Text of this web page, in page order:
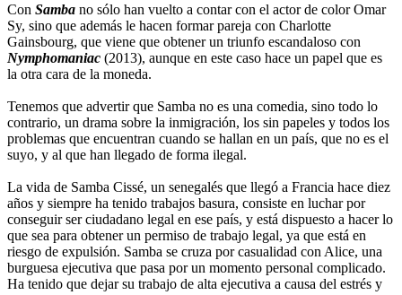
Con Samba no sólo han vuelto a contar con el actor de color Omar
Sy, sino que además le hacen formar pareja con Charlotte
Gainsbourg, que viene que obtener un triunfo escandaloso con
Nymphomaniac (2013), aunque en este caso hace un papel que es
la otra cara de la moneda.
Tenemos que advertir que Samba no es una comedia, sino todo lo
contrario, un drama sobre la inmigración, los sin papeles y todos los
problemas que encuentran cuando se hallan en un país, que no es el
suyo, y al que han llegado de forma ilegal.
La vida de Samba Cissé, un senegalés que llegó a Francia hace diez
años y siempre ha tenido trabajos basura, consiste en luchar por
conseguir ser ciudadano legal en ese país, y está dispuesto a hacer lo
que sea para obtener un permiso de trabajo legal, ya que está en
riesgo de expulsión. Samba se cruza por casualidad con Alice, una
burguesa ejecutiva que pasa por un momento personal complicado.
Ha tenido que dejar su trabajo de alta ejecutiva a causa del estrés y